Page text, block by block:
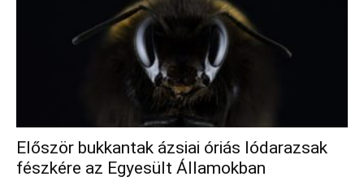
Először bukkantak ázsiai óriás lódarazsak
fészkére az Egyesült Államokban